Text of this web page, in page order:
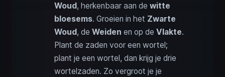
Woud, herkenbaar aan de witte
bloesems. Groeien in het Zwarte
Woud, de Weiden en op de Vlakte.
Plant de zaden voor een wortel;
plant je een wortel, dan krijg je drie
wortelzaden. Zo vergroot je je